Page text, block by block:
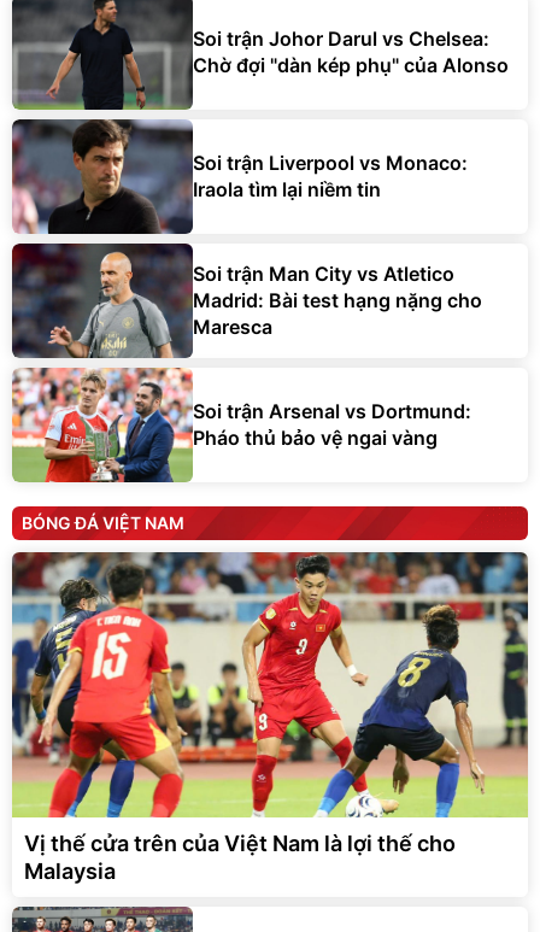
Soi trận Johor Darul vs Chelsea:
Chờ đợi "dàn kép phụ" của Alonso
Soi trận Liverpool vs Monaco:
Iraola tìm lại niềm tin
Soi trận Man City vs Atletico
Madrid: Bài test hạng nặng cho
Maresca
Soi trận Arsenal vs Dortmund:
Pháo thủ bảo vệ ngai vàng
BÓNG ĐÁ VIỆT NAM
Vị thế cửa trên của Việt Nam là lợi thế cho
Malaysia